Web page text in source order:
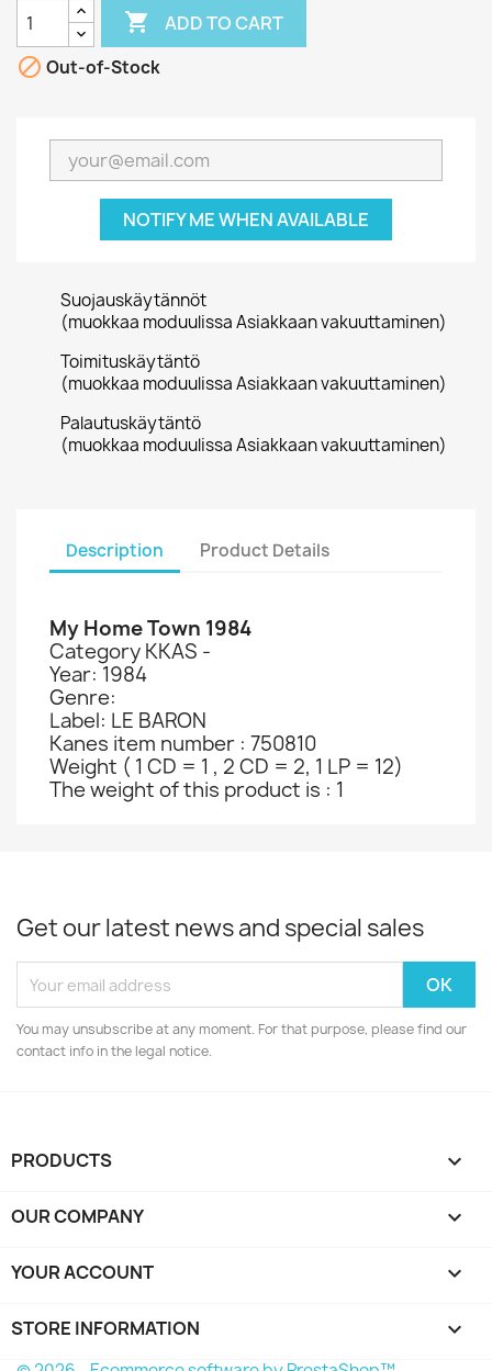
 ADD TO CART
 Out-of-Stock
NOTIFY ME WHEN AVAILABLE
Suojauskäytännöt
(muokkaa moduulissa Asiakkaan vakuuttaminen)
Toimituskäytäntö
(muokkaa moduulissa Asiakkaan vakuuttaminen)
Palautuskäytäntö
(muokkaa moduulissa Asiakkaan vakuuttaminen)
Description Product Details
My Home Town 1984
Category KKAS -
Year: 1984
Genre:
Label: LE BARON
Kanes item number : 750810
Weight ( 1 CD = 1 , 2 CD = 2, 1 LP = 12)
The weight of this product is : 1
Get our latest news and special sales
You may unsubscribe at any moment. For that purpose, please find our
contact info in the legal notice.
PRODUCTS 
OUR COMPANY 
YOUR ACCOUNT 
STORE INFORMATION keyboard_arrow_down